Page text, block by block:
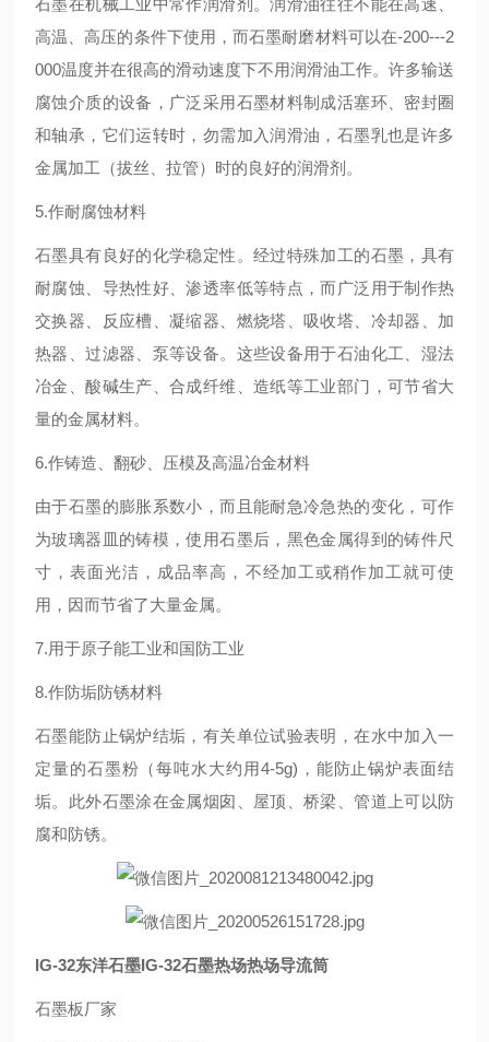
石墨在机械工业中常作润滑剂。润滑油往往不能在高速、
高温、高压的条件下使用，而石墨耐磨材料可以在-200---2
000温度并在很高的滑动速度下不用润滑油工作。许多输送
腐蚀介质的设备，广泛采用石墨材料制成活塞环、密封圈
和轴承，它们运转时，勿需加入润滑油，石墨乳也是许多
金属加工（拔丝、拉管）时的良好的润滑剂。
5.作耐腐蚀材料
石墨具有良好的化学稳定性。经过特殊加工的石墨，具有
耐腐蚀、导热性好、渗透率低等特点，而广泛用于制作热
交换器、反应槽、凝缩器、燃烧塔、吸收塔、冷却器、加
热器、过滤器、泵等设备。这些设备用于石油化工、湿法
冶金、酸碱生产、合成纤维、造纸等工业部门，可节省大
量的金属材料。
6.作铸造、翻砂、压模及高温冶金材料
由于石墨的膨胀系数小，而且能耐急冷急热的变化，可作
为玻璃器皿的铸模，使用石墨后，黑色金属得到的铸件尺
寸，表面光洁，成品率高，不经加工或稍作加工就可使
用，因而节省了大量金属。
7.用于原子能工业和国防工业
8.作防垢防锈材料
石墨能防止锅炉结垢，有关单位试验表明，在水中加入一
定量的石墨粉（每吨水大约用4-5g)，能防止锅炉表面结
垢。此外石墨涂在金属烟囱、屋顶、桥梁、管道上可以防
腐和防锈。
IG-32东洋石墨IG-32石墨热场热场导流筒
石墨板厂家